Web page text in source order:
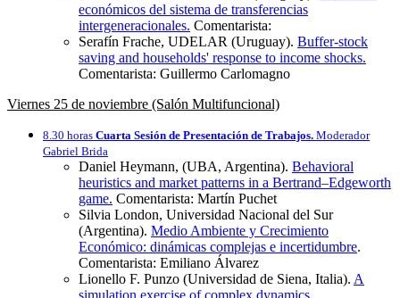
económicos del sistema de transferencias
intergeneracionales. Comentarista:
Serafín Frache, UDELAR (Uruguay). Buffer-stock
saving and households' response to income shocks.
Comentarista: Guillermo Carlomagno
Viernes 25 de noviembre (Salón Multifuncional)
8.30 horas Cuarta Sesión de Presentación de Trabajos. Moderador
Gabriel Brida
Daniel Heymann, (UBA, Argentina). Behavioral
heuristics and market patterns in a Bertrand–Edgeworth
game. Comentarista: Martín Puchet
Silvia London, Universidad Nacional del Sur
(Argentina). Medio Ambiente y Crecimiento
Económico: dinámicas complejas e incertidumbre.
Comentarista: Emiliano Álvarez
Lionello F. Punzo (Universidad de Siena, Italia). A
simulation exercise of complex dynamics.